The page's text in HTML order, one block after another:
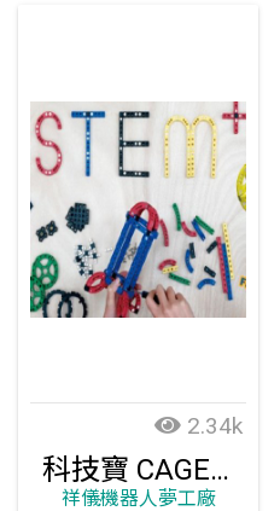
2.34k
科技寶 CAGEBOT
祥儀機器人夢工廠